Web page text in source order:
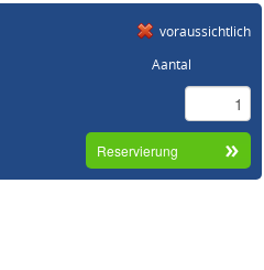
voraussichtlich
Aantal